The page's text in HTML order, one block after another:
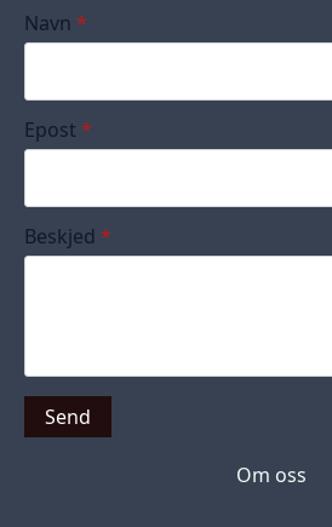
Navn *
Epost *
Beskjed *
Send
Om oss